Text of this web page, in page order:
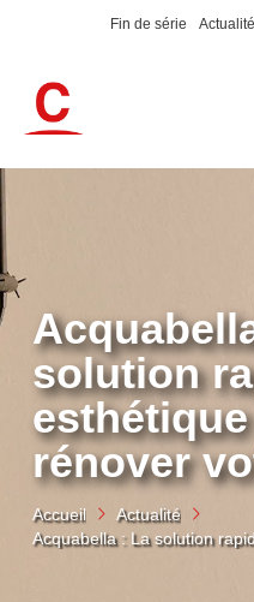
Fin de série Actualité
solution
rénover
Accueil
Actualité
Acquabella : La solution